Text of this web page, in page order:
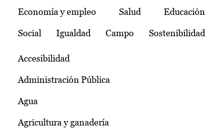
Temas
Economía y empleo Salud Educación
Social Igualdad Campo Sostenibilidad
Accesibilidad
Administración Pública
Agua
Agricultura y ganadería